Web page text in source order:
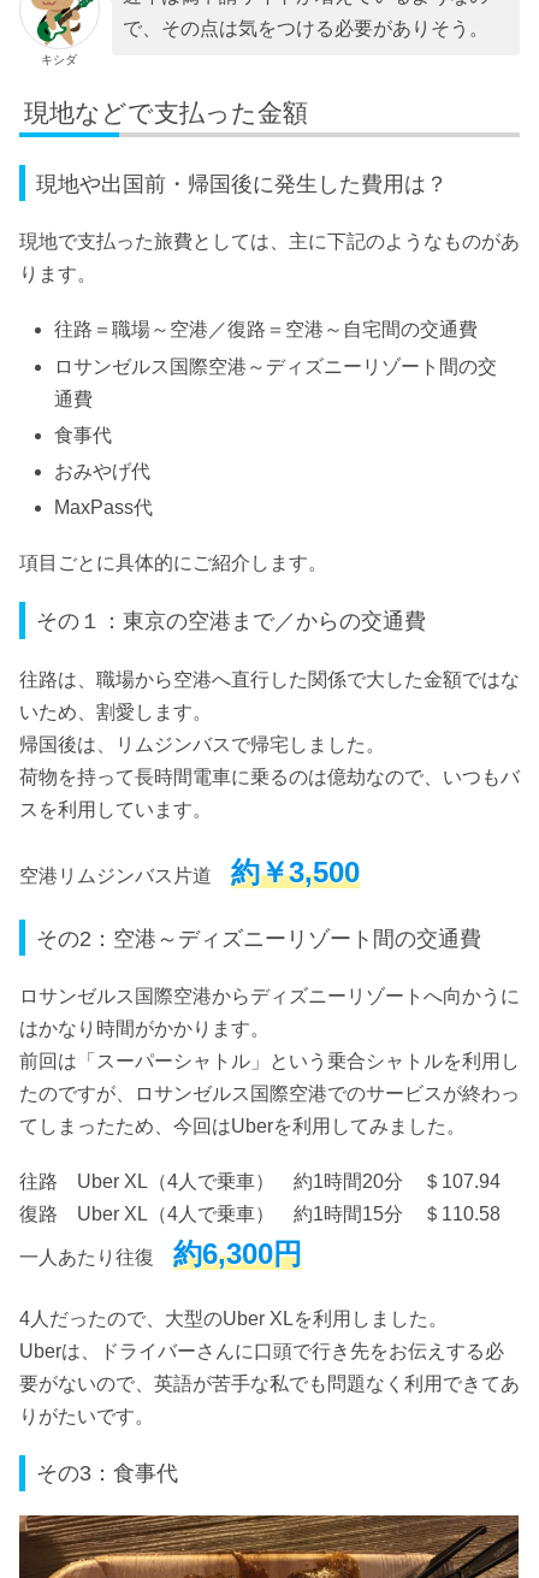
キシダ
で、その点は気をつける必要がありそう。
現地などで支払った金額
現地や出国前・帰国後に発生した費用は？
現地で支払った旅費としては、主に下記のようなものがあ
ります。
往路＝職場～空港／復路＝空港～自宅間の交通費
ロサンゼルス国際空港～ディズニーリゾート間の交
通費
食事代
おみやげ代
MaxPass代
項目ごとに具体的にご紹介します。
その１：東京の空港まで／からの交通費
往路は、職場から空港へ直行した関係で大した金額ではな
いため、割愛します。
帰国後は、リムジンバスで帰宅しました。
荷物を持って長時間電車に乗るのは億劫なので、いつもバ
スを利用しています。
空港リムジンバス片道 約￥3,500
その2：空港～ディズニーリゾート間の交通費
ロサンゼルス国際空港からディズニーリゾートへ向かうに
はかなり時間がかかります。
前回は「スーパーシャトル」という乗合シャトルを利用し
たのですが、ロサンゼルス国際空港でのサービスが終わっ
てしまったため、今回はUberを利用してみました。
往路 Uber XL（4人で乗車） 約1時間20分 ＄107.94
復路 Uber XL（4人で乗車） 約1時間15分 ＄110.58
一人あたり往復 約6,300円
4人だったので、大型のUber XLを利用しました。
Uberは、ドライバーさんに口頭で行き先をお伝えする必
要がないので、英語が苦手な私でも問題なく利用できてあ
りがたいです。
その3：食事代